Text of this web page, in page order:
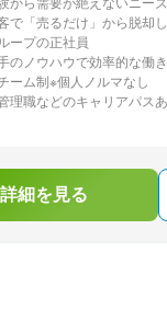
で「売るだけ」から脱却
ープの正社員
のノウハウで効率的な働
ーム制※個人ノルマなし
理職などのキャリアパスあ
細を見る